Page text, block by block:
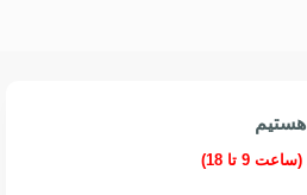
(ساعت 9 تا 18)